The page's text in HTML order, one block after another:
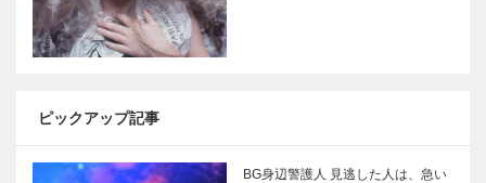
ピックアップ記事
BG身辺警護人 見逃した人は、急い